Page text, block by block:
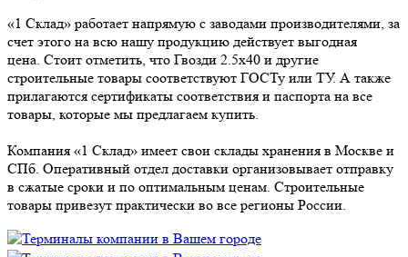
«1 Склад» работает напрямую с заводами производителями, за
счет этого на всю нашу продукцию действует выгодная
цена. Стоит отметить, что Гвозди 2.5х40 и другие
строительные товары соответствуют ГОСТу или ТУ. А также
прилагаются сертификаты соответствия и паспорта на все
товары, которые мы предлагаем купить.
Компания «1 Склад» имеет свои склады хранения в Москве и
СПб. Оперативный отдел доставки организовывает отправку
в сжатые сроки и по оптимальным ценам. Строительные
товары привезут практически во все регионы России.